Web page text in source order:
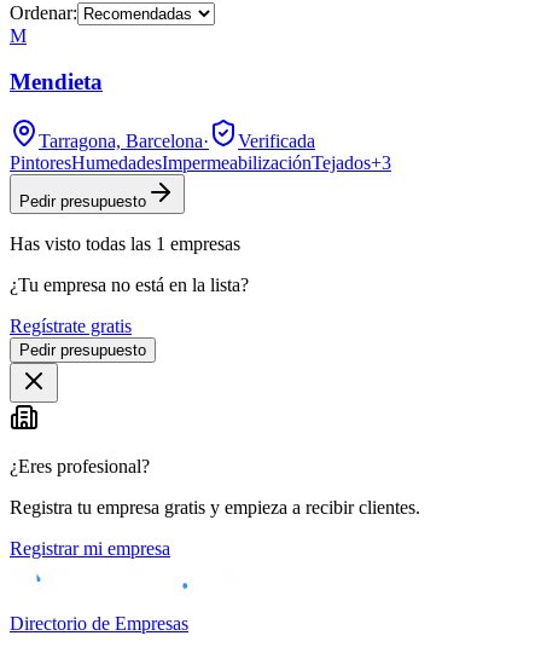
Ordenar:
M
Mendieta
Tarragona, Barcelona·
Verificada
PintoresHumedadesImpermeabilizaciónTejados+3
Pedir presupuesto
Has visto todas las 1 empresas
¿Tu empresa no está en la lista?
Regístrate gratis
Pedir presupuesto
¿Eres profesional?
Registra tu empresa gratis y empieza a recibir clientes.
Registrar mi empresa
Directorio de Empresas